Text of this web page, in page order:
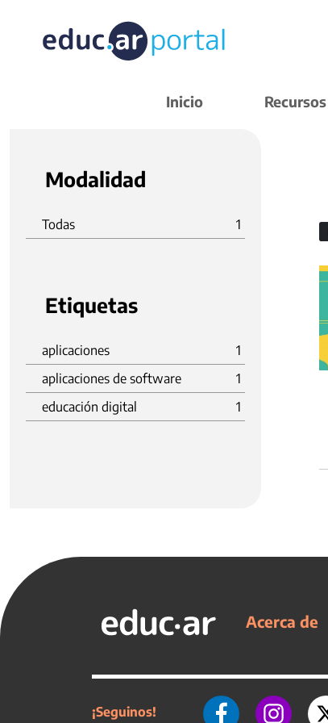
Inicio Recursos
Modalidad
Todas 1
Etiquetas
aplicaciones
1
aplicaciones de software
1
educación digital
1
Acerca de
¡Seguinos!